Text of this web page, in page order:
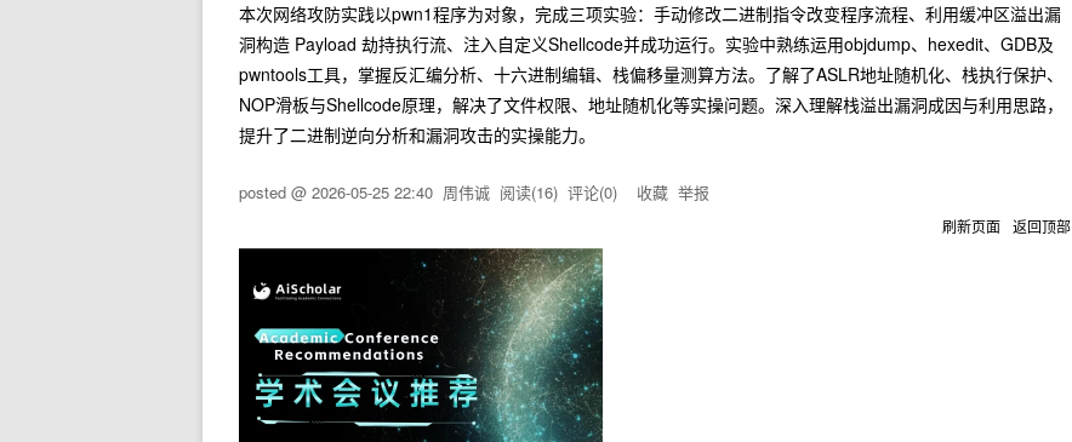
本次网络攻防实践以pwn1程序为对象，完成三项实验：手动修改二进制指令改变程序流程、利用缓冲区溢出漏
洞构造 Payload 劫持执行流、注入自定义Shellcode并成功运行。实验中熟练运用objdump、hexedit、GDB及
pwntools工具，掌握反汇编分析、十六进制编辑、栈偏移量测算方法。了解了ASLR地址随机化、栈执行保护、
NOP滑板与Shellcode原理，解决了文件权限、地址随机化等实操问题。深入理解栈溢出漏洞成因与利用思路，
提升了二进制逆向分析和漏洞攻击的实操能力。
posted @ 2026-05-25 22:40 周伟诚 阅读(16) 评论(0) 收藏 举报
刷新页面 返回顶部